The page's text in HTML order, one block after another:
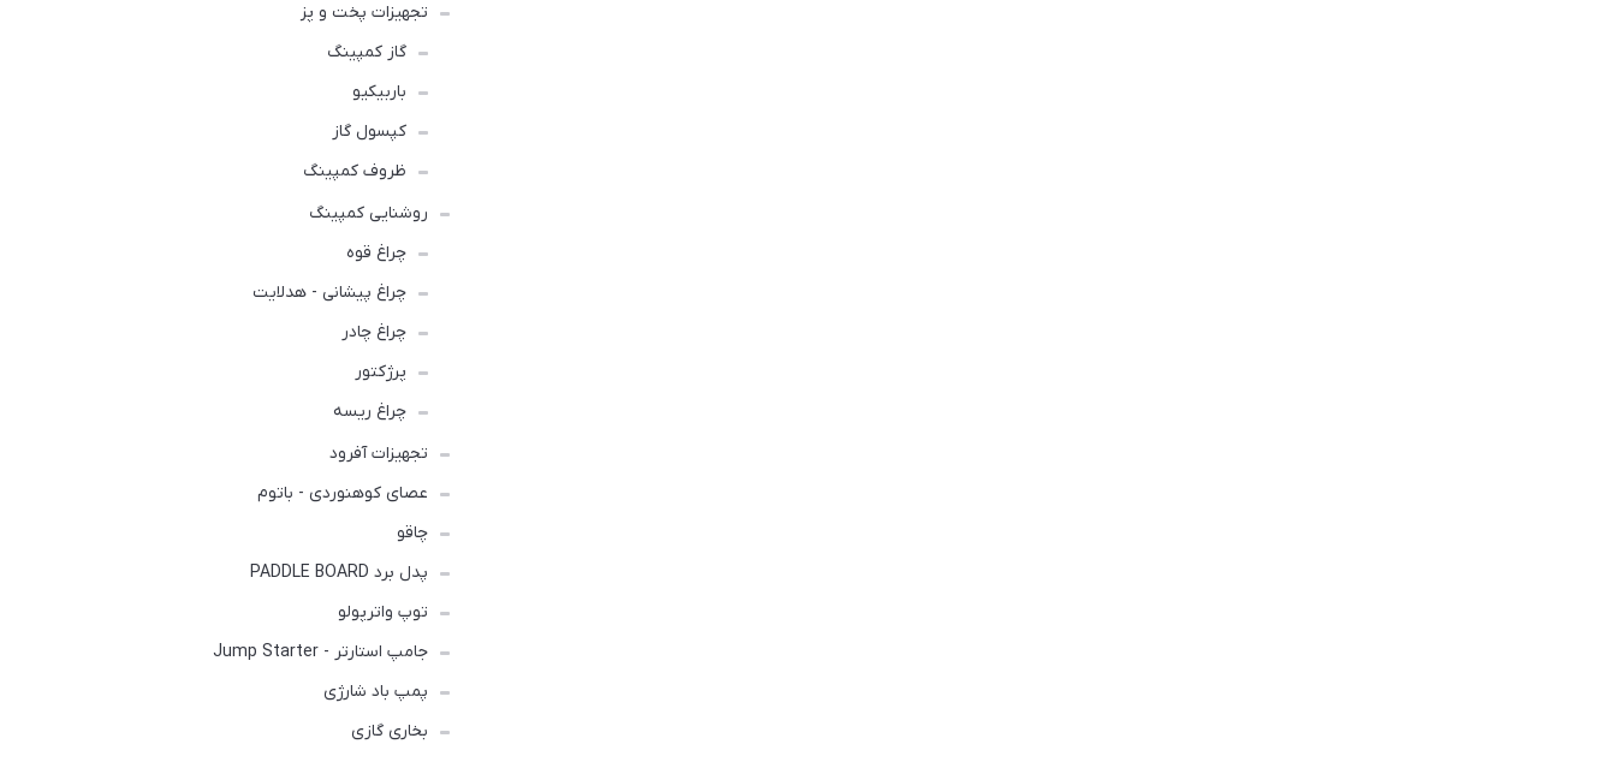
تجهیزات پخت و پز
گاز کمپینگ
باربیکیو
کپسول گاز
ظروف کمپینگ
روشنایی کمپینگ
چراغ قوه
چراغ پیشانی - هدلایت
چراغ چادر
پرژکتور
چراغ ریسه
تجهیزات آفرود
عصای کوهنوردی - باتوم
چاقو
پدل برد PADDLE BOARD
توپ واترپولو
جامپ استارتر - Jump Starter
پمپ باد شارژی
بخاری گازی